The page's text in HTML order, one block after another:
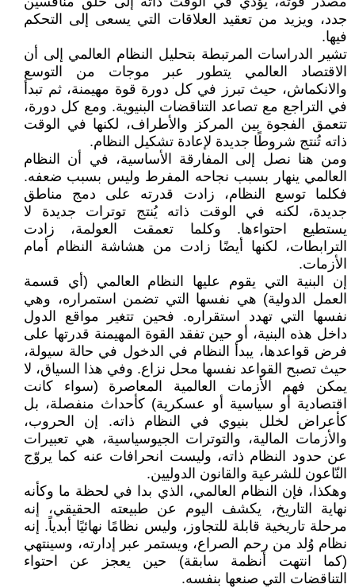
جدد، ويزيد من تعقيد العلاقات التي يسعى إلى التحكم
فيها.
تشير الدراسات المرتبطة بتحليل النظام العالمي إلى أن
الاقتصاد العالمي يتطور عبر موجات من التوسع
والانكماش، حيث تبرز في كل دورة قوة مهيمنة، ثم تبدأ
في التراجع مع تصاعد التناقضات البنيوية. ومع كل دورة،
تتعمق الفجوة بين المركز والأطراف، لكنها في الوقت
ذاته تُنتج شروطًا جديدة لإعادة تشكيل النظام.
ومن هنا نصل إلى المفارقة الأساسية، في أن النظام
العالمي ينهار بسبب نجاحه المفرط وليس بسبب ضعفه.
فكلما توسع النظام، زادت قدرته على دمج مناطق
جديدة، لكنه في الوقت ذاته يُنتج توترات جديدة لا
يستطيع احتواءها. وكلما تعمقت العولمة، زادت
الترابطات، لكنها أيضًا زادت من هشاشة النظام أمام
الأزمات.
إن البنية التي يقوم عليها النظام العالمي (أي قسمة
العمل الدولية) هي نفسها التي تضمن استمراره، وهي
نفسها التي تهدد استقراره. فحين تتغير مواقع الدول
داخل هذه البنية، أو حين تفقد القوة المهيمنة قدرتها على
فرض قواعدها، يبدأ النظام في الدخول في حالة سيولة،
حيث تصبح القواعد نفسها محل نزاع. وفي هذا السياق، لا
يمكن فهم الأزمات العالمية المعاصرة (سواء كانت
اقتصادية أو سياسية أو عسكرية) كأحداث منفصلة، بل
كأعراض لخلل بنيوي في النظام ذاته. إن الحروب،
والأزمات المالية، والتوترات الجيوسياسية، هي تعبيرات
عن حدود النظام ذاته، وليست انحرافات عنه كما يروّج
النّاعون للشرعية والقانون الدوليين.
وهكذا، فإن النظام العالمي، الذي بدا في لحظة ما وكأنه
نهاية التاريخ، يكشف اليوم عن طبيعته الحقيقي، إنه
مرحلة تاريخية قابلة للتجاوز، وليس نظامًا نهائيًا أبدياً. إنه
نظام وُلد من رحم الصراع، ويستمر عبر إدارته، وسينتهي
(كما انتهت أنظمة سابقة) حين يعجز عن احتواء
التناقضات التي صنعها بنفسه.